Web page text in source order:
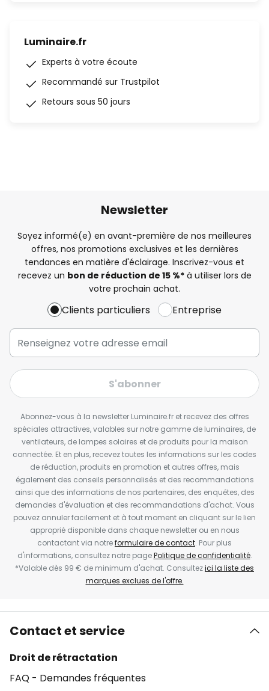
Luminaire.fr
Experts à votre écoute
Recommandé sur Trustpilot
Retours sous 50 jours
Newsletter
Soyez informé(e) en avant-première de nos meilleures
offres, nos promotions exclusives et les dernières
tendances en matière d'éclairage. Inscrivez-vous et
recevez un bon de réduction de 15 %*à utiliser lors de
votre prochain achat.
Clients particuliers Entreprise
S'abonner
Abonnez-vous à la newsletter Luminaire.fr et recevez des offres
spéciales attractives, valables sur notre gamme de luminaires, de
ventilateurs, de lampes solaires et de produits pour la maison
connectée. Et en plus, recevez toutes les informations sur les codes
de réduction, produits en promotion et autres offres, mais
également des conseils personnalisés et des recommandations
ainsi que des informations de nos partenaires, des enquêtes, des
demandes d'évaluation et des recommandations d'achat. Vous
pouvez annuler facilement et à tout moment en cliquant sur le lien
approprié disponible dans chaque newsletter ou en nous
contactant via notreformulaire de contact. Pour plus
d'informations, consultez notre pagePolitique de confidentialité.
*Valable dès 99 € de minimum d'achat. Consultezici la liste des
marques exclues de l'offre.
Contact et service
Droit de rétractation
FAQ - Demandes fréquentes